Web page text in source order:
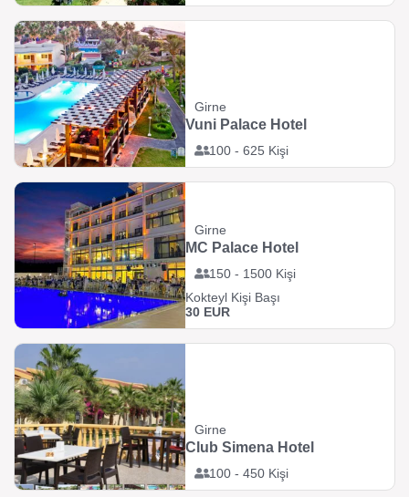
Girne
100 - 625 Kişi
Vuni Palace Hotel
Girne
150 - 1500 Kişi
MC Palace Hotel
Kokteyl Kişi Başı
30 EUR
Girne
100 - 450 Kişi
Club Simena Hotel